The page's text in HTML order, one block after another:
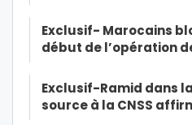
Exclusif- Marocains
début de l’opération
Exclusif-Ramid dans
source à la CNSS